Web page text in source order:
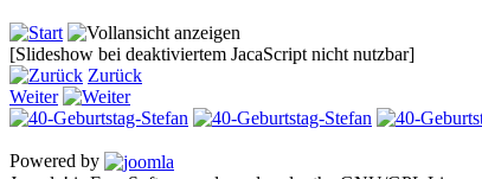
[Slideshow bei deaktiviertem JacaScript nicht nutzbar]
Zurück
Weiter
Powered by